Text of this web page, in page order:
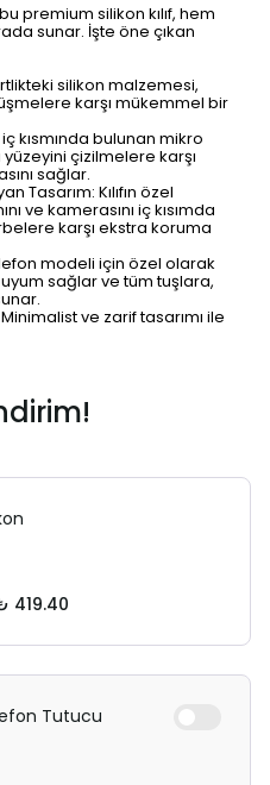
premium silikon kılıf, hem
sunar. İşte öne çıkan
silikon malzemesi,
karşı mükemmel bir
iç kısmında bulunan mikro
çizilmelere karşı
sağlar.
Tasarım: Kılıfın özel
ve kamerasını iç kısımda
karşı ekstra koruma
modeli için özel olarak
sağlar ve tüm tuşlara,
ve zarif tasarımı ile
419.40
Tutucu